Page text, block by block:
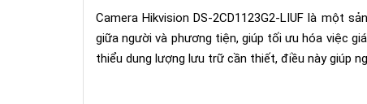
Camera Hikvision DS-2CD1123G2-LIUF là một
giữa người và phương tiện, giúp tối ưu hóa việc
thiểu dung lượng lưu trữ cần thiết, điều này giúp